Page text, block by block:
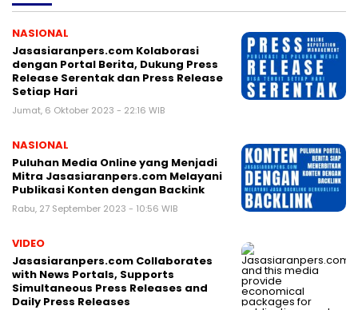
NASIONAL
Jasasiaranpers.com Kolaborasi
dengan Portal Berita, Dukung Press
Release Serentak dan Press Release
Setiap Hari
Jumat, 6 Oktober 2023 - 22:16 WIB
NASIONAL
Puluhan Media Online yang Menjadi
Mitra Jasasiaranpers.com Melayani
Publikasi Konten dengan Backink
Rabu, 27 September 2023 - 10:56 WIB
VIDEO
Jasasiaranpers.com Collaborates
with News Portals, Supports
Simultaneous Press Releases and
Daily Press Releases